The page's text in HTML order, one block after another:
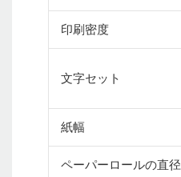
印刷密度
文字セット
紙幅
ペーパーロールの直径